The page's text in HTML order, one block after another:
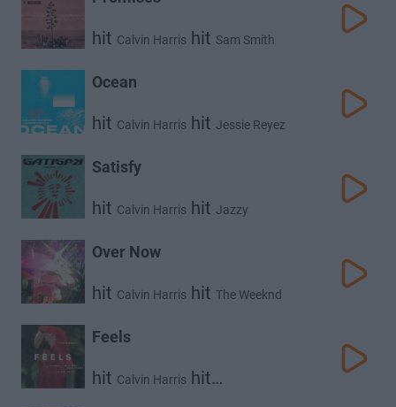
hit Calvin Harris hit Sam Smith
Ocean
hit Calvin Harris hit Jessie Reyez
Satisfy
hit Calvin Harris hit Jazzy
Over Now
hit Calvin Harris hit The Weeknd
Feels
hit Calvin Harris hit